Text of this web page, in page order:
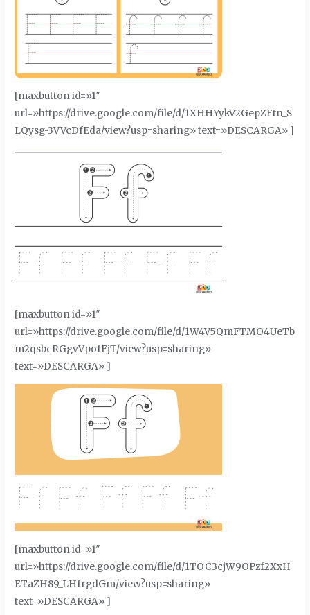
[maxbutton id=»1″
url=»https://drive.google.com/file/d/1XHHYykV2GepZFtn_S
LQysg-3VVcDfEda/view?usp=sharing» text=»DESCARGA» ]
[maxbutton id=»1″
url=»https://drive.google.com/file/d/1W4V5QmFTMO4UeTb
m2qsbcRGgvVpofFjT/view?usp=sharing»
text=»DESCARGA» ]
[maxbutton id=»1″
url=»https://drive.google.com/file/d/1TOC3cjW9OPzf2XxH
ETaZH89_LHfrgdGm/view?usp=sharing»
text=»DESCARGA» ]